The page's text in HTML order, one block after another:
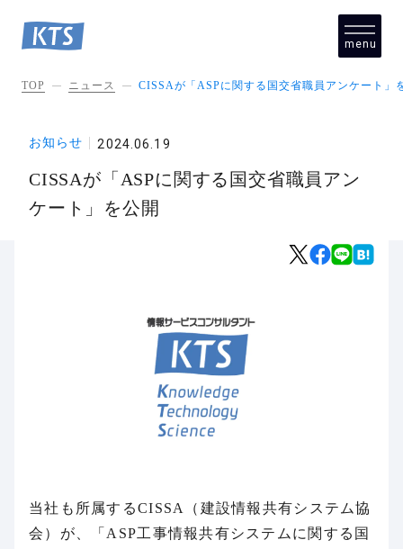
menu
close
TOP ニュース CISSAが「ASPに関する国交省職員アンケート」
お知らせ 2024.06.19
CISSAが「ASPに関する国交省職員アン
ケート」を公開
当社も所属するCISSA（建設情報共有システム協
会）が、「ASP工事情報共有システムに関する国